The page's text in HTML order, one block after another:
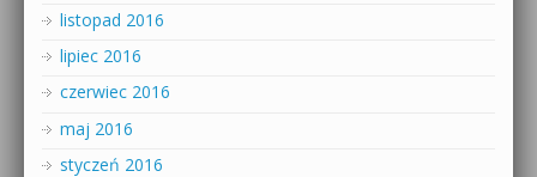
listopad 2016
lipiec 2016
czerwiec 2016
maj 2016
styczeń 2016